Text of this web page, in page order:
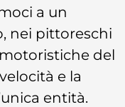
a un
nei pittoreschi
del
e la
entità.